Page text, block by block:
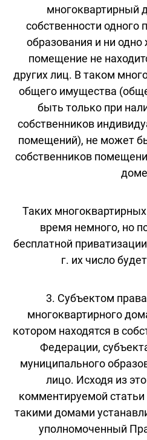
многоквартирный
собственности одного
образования и ни
помещение не
других лиц. В таком
общего имущества
быть только при
собственников
помещений), не может
собственников
Таких
время немного, но
бесплатной
г. их число
3. Субъектом
многоквартирного
котором находятся в
Федерации,
муниципального
лицо. Исходя из
комментируемой
такими домами
уполномоченный